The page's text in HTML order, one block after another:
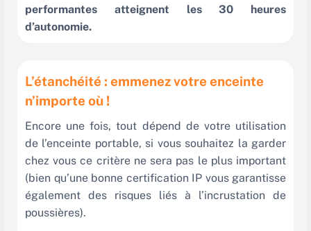
performantes atteignent les 30 heures
d’autonomie.
L’étanchéité : emmenez votre enceinte
n’importe où !
Encore une fois, tout dépend de votre utilisation
de l’enceinte portable, si vous souhaitez la garder
chez vous ce critère ne sera pas le plus important
(bien qu’une bonne certification IP vous garantisse
également des risques liés à l’incrustation de
poussières).